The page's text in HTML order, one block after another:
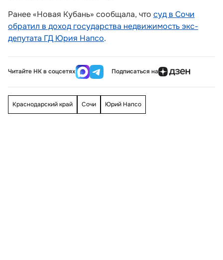
Ранее «Новая Кубань» сообщала, что суд в Сочи
обратил в доход государства недвижимость экс-
депутата ГД Юрия Напсо.
Читайте НК в соцсетях Подписаться на
Краснодарский край Сочи Юрий Напсо